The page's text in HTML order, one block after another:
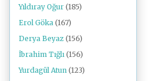
Yıldıray Oğur (185)
Erol Göka (167)
Derya Beyaz (156)
İbrahim Tığlı (156)
Yurdagül Atun (123)